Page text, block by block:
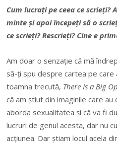
Cum lucrați pe ceea ce scrieți?
minte și apoi începeți să o
ce scrieți? Rescrieți? Cine e
Am doar o senzație că mă
să-ți spu despre cartea pe care
toamna trecută, There Is a Big
că am știut din imaginile care au
aborda sexualitatea și că va fi
lucruri de genul acesta, dar nu
acțiunea. Dar știam locul acela